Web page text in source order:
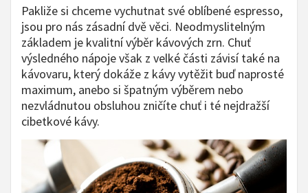
Pakliže si chceme vychutnat své oblíbené espresso,
jsou pro nás zásadní dvě věci. Neodmyslitelným
základem je kvalitní výběr kávových zrn. Chuť
výsledného nápoje však z velké části závisí také na
kávovaru, který dokáže z kávy vytěžit buď naprosté
maximum, anebo si špatným výběrem nebo
nezvládnutou obsluhou zničíte chuť i té nejdražší
cibetkové kávy.